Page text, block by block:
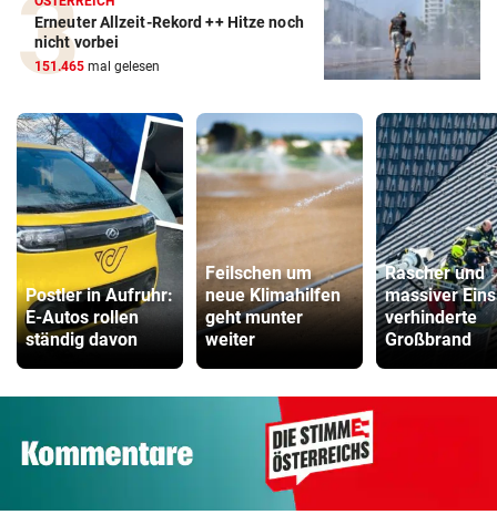
Erneuter Allzeit-Rekord ++ Hitze noch
nicht vorbei
151.465 mal gelesen
Postler in Aufruhr:
E-Autos rollen
ständig davon
Feilschen um
neue Klimahilfen
geht munter
weiter
Rascher und
massiver
verhinderte
Großbrand